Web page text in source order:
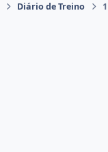
Diário de Treino